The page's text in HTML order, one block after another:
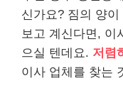
신가요? 짐의 양
보고 계신다면, 이
으실 텐데요. 저렴
이사 업체를 찾는